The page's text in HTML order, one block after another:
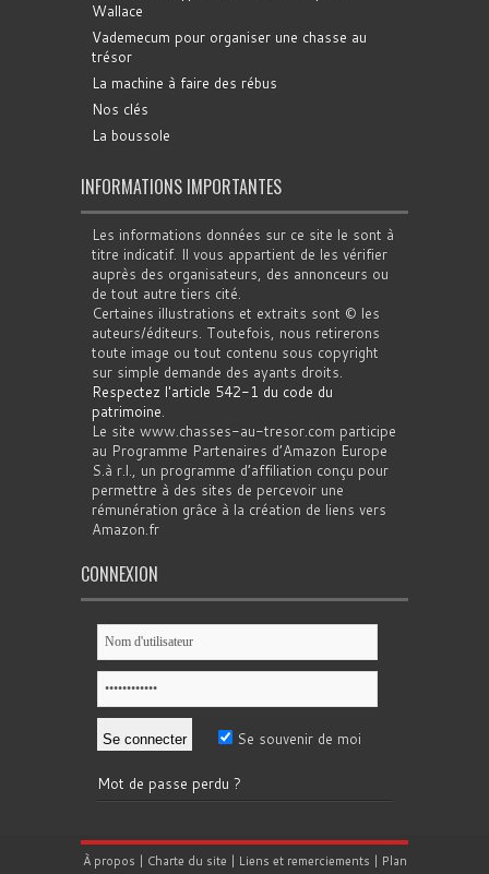
Wallace
Vademecum pour organiser une chasse au
trésor
La machine à faire des rébus
Nos clés
La boussole
INFORMATIONS IMPORTANTES
Les informations données sur ce site le sont à
titre indicatif. Il vous appartient de les vérifier
auprès des organisateurs, des annonceurs ou
de tout autre tiers cité.
Certaines illustrations et extraits sont © les
auteurs/éditeurs. Toutefois, nous retirerons
toute image ou tout contenu sous copyright
sur simple demande des ayants droits.
Respectez l'article 542-1 du code du
patrimoine.
Le site www.chasses-au-tresor.com participe
au Programme Partenaires d’Amazon Europe
S.à r.l., un programme d’affiliation conçu pour
permettre à des sites de percevoir une
rémunération grâce à la création de liens vers
Amazon.fr
CONNEXION
Se souvenir de moi
Mot de passe perdu ?
À propos | Charte du site | Liens et remerciements | Plan